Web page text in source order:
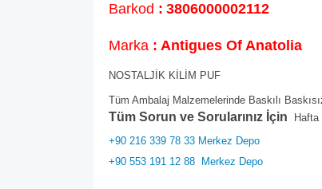
Barkod : 3806000002112
Marka : Antigues Of Anatolia
NOSTALJİK KİLİM PUF
Tüm Ambalaj Malzemelerinde Baskılı
Tüm Sorun ve Sorularınız İçin Hafta
+90 216 339 78 33 Merkez Depo
+90 553 191 12 88 Merkez Depo